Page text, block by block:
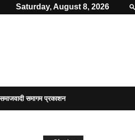
Saturday, August 8, 2026
समाजवादी समागम प्रकाशन